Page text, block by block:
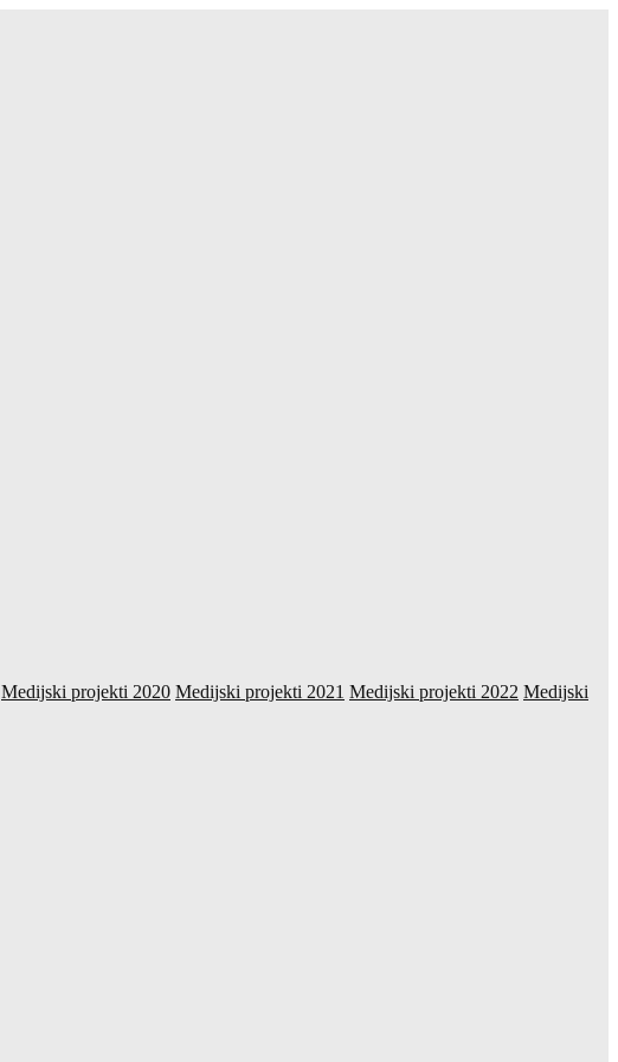
Medijski projekti 2020 Medijski projekti 2021 Medijski projekti 2022 Medijski